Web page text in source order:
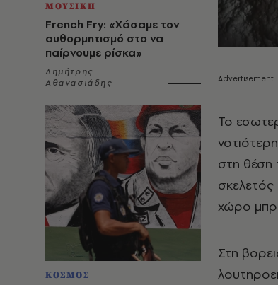
ΜΟΥΣΙΚΗ
French Fry: «Χάσαμε τον
αυθορμητισμό στο να
παίρνουμε ρίσκα»
Δημήτρης
Αθανασιάδης
ΚΟΣΜΟΣ
Το
στη θέση
χώρο
Στη